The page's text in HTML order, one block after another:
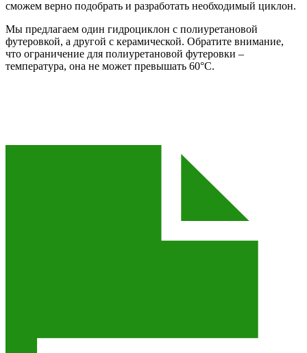
сможем верно подобрать и разработать необходимый циклон.
Мы предлагаем один гидроциклон с полиуретановой
футеровкой, а другой с керамической. Обратите внимание,
что ограничение для полиуретановой футеровки –
температура, она не может превышать 60°C.